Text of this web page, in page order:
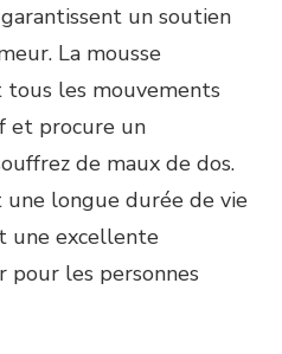
un soutien
La mousse
les mouvements
et procure un
de maux de dos.
longue durée de vie
une excellente
les personnes